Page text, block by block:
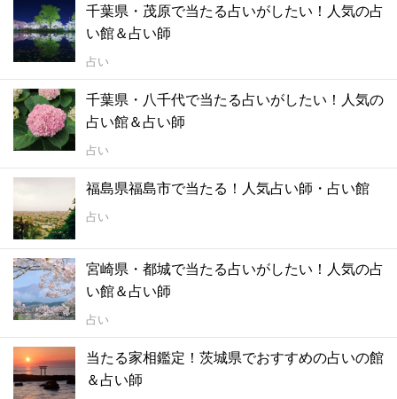
千葉県・茂原で当たる占いがしたい！人気の占
い館＆占い師
占い
千葉県・八千代で当たる占いがしたい！人気の
占い館＆占い師
占い
福島県福島市で当たる！人気占い師・占い館
占い
宮崎県・都城で当たる占いがしたい！人気の占
い館＆占い師
占い
当たる家相鑑定！茨城県でおすすめの占いの館
＆占い師